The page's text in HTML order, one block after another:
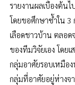
รายงานผลเบื้องต้นไ
โดยขอศึกษาซ้ำใน 3
เลือดชาวบ้าน ตลอ
ของทีมวิจัยเอง โดย
กลุ่มอาศัยรอบเหมือ
กลุ่มที่อาศัยอยู่ห่างจ